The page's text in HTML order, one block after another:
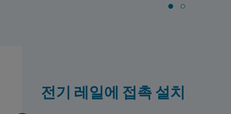
전기 레일에 접촉 설치